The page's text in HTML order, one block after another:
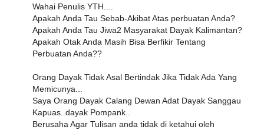
Wahai Penulis YTH....
Apakah Anda Tau Sebab-Akibat Atas perbuatan Anda?
Apakah Anda Tau Jiwa2 Masyarakat Dayak Kalimantan?
Apakah Otak Anda Masih Bisa Berfikir Tentang
Perbuatan Anda??
Orang Dayak Tidak Asal Bertindak Jika Tidak Ada Yang
Memicunya...
Saya Orang Dayak Calang Dewan Adat Dayak Sanggau
Kapuas..dayak Pompank..
Berusaha Agar Tulisan anda tidak di ketahui oleh